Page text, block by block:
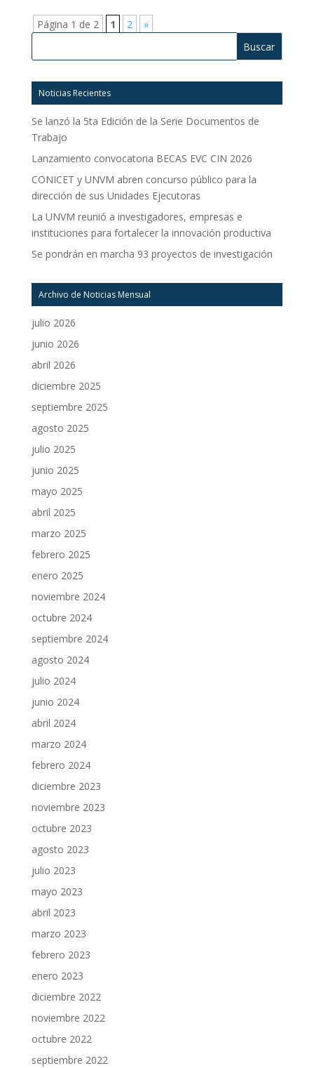
Página 1 de 2 1 2 »
Buscar:
Noticias Recientes
Se lanzó la 5ta Edición de la Serie Documentos de
Trabajo
Lanzamiento convocatoria BECAS EVC CIN 2026
CONICET y UNVM abren concurso público para la
dirección de sus Unidades Ejecutoras
La UNVM reunió a investigadores, empresas e
instituciones para fortalecer la innovación productiva
Se pondrán en marcha 93 proyectos de investigación
Archivo de Noticias Mensual
julio 2026
junio 2026
abril 2026
diciembre 2025
septiembre 2025
agosto 2025
julio 2025
junio 2025
mayo 2025
abril 2025
marzo 2025
febrero 2025
enero 2025
noviembre 2024
octubre 2024
septiembre 2024
agosto 2024
julio 2024
junio 2024
abril 2024
marzo 2024
febrero 2024
diciembre 2023
noviembre 2023
octubre 2023
agosto 2023
julio 2023
mayo 2023
abril 2023
marzo 2023
febrero 2023
enero 2023
diciembre 2022
noviembre 2022
octubre 2022
septiembre 2022